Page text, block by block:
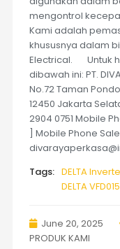
mengontrol
Kami adalah
khususnya dalam
Electrical. Untuk
dibawah ini: PT.
No.72 Taman
12450 Jakarta
2904 0751 Mobile
] Mobile Phone
Tags: DELTA
DELTA
June 20, 2025
PRODUK KAMI